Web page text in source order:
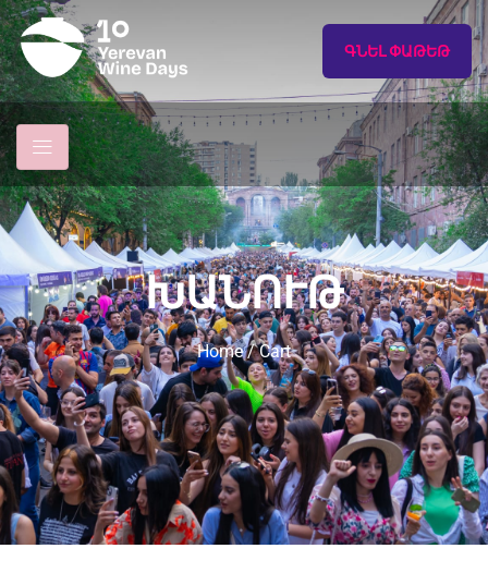
ԳՆԵԼ ՓԱԹԵԹ
ԽԱՆՈՒԹ
Home/ Cart